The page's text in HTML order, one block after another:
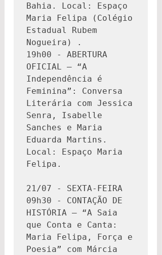
Bahia. Local: Espaço
Maria Felipa (Colégio
Estadual Rubem
Nogueira) .
19h00 - ABERTURA
OFICIAL – “A
Independência é
Feminina”: Conversa
Literária com Jessica
Senra, Isabelle
Sanches e Maria
Eduarda Martins.
Local: Espaço Maria
Felipa.
21/07 - SEXTA-FEIRA
09h30 - CONTAÇÃO DE
HISTÓRIA – “A Saia
que Conta e Canta:
Maria Felipa, Força e
Poesia” com Márcia